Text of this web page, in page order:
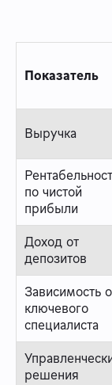
Показатель
Выручка
по чистой
прибыли
Доход от
депозитов
Зависимость
ключевого
специалиста
решения